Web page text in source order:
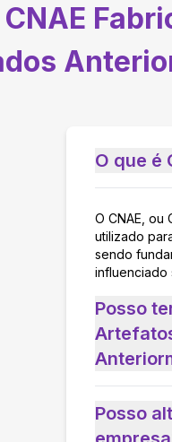
O que é
O CNAE, ou
utilizado
sendo
influenciado
Posso
Posso